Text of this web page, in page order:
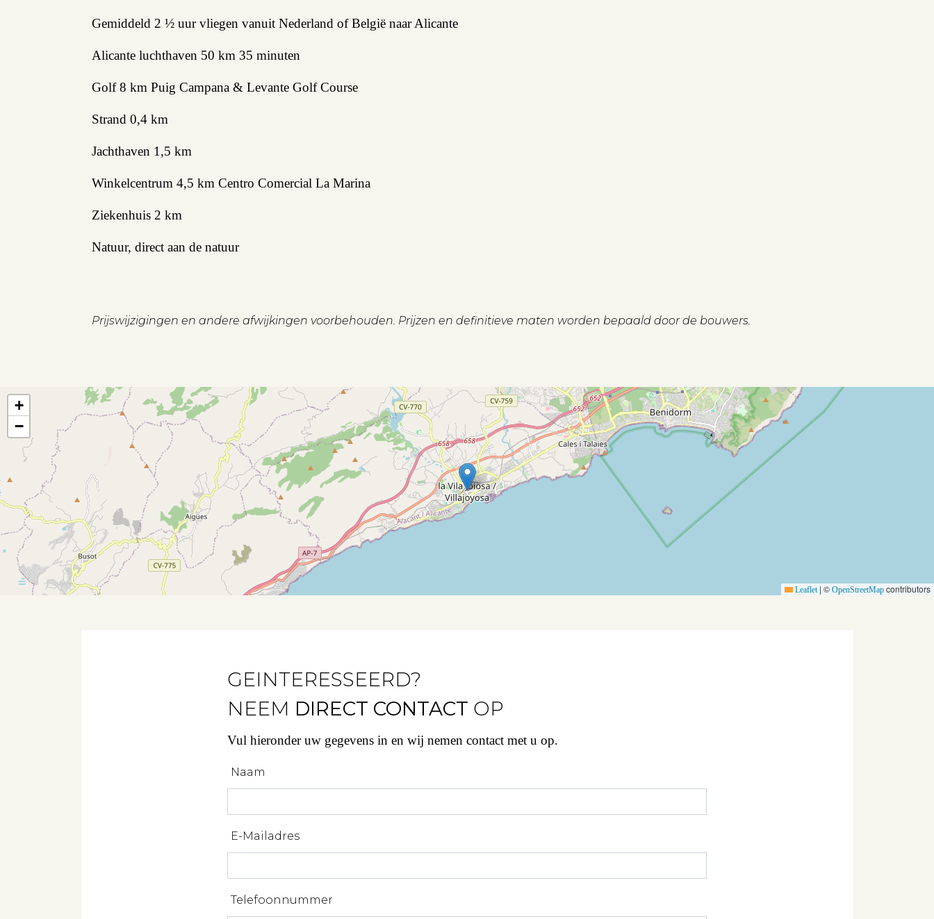
Beheren
Projectbegeleiding
Zoeken
Spanje
Aanbod
Gemiddeld 2 ½ uur vliegen vanuit Nederland of België naar Alicante
Alicante luchthaven 50 km 35 minuten
Golf 8 km Puig Campana & Levante Golf Course
Strand 0,4 km
Jachthaven 1,5 km
Winkelcentrum 4,5 km Centro Comercial La Marina
Ziekenhuis 2 km
Natuur, direct aan de natuur
Prijswijzigingen en andere afwijkingen voorbehouden. Prijzen en definitieve maten worden bepaald door de bouwers.
+
−
Leaflet | © OpenStreetMap contributors
GEINTERESSEERD?
NEEM DIRECT CONTACT OP
Vul hieronder uw gegevens in en wij nemen contact met u op.
Naam
E-Mailadres
Telefoonnummer